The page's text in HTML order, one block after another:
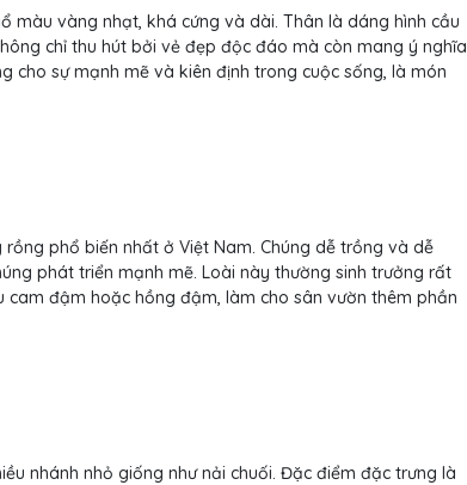
màu vàng nhạt, khá cứng và dài. Thân là dáng hình cầu
chỉ thu hút bởi vẻ đẹp độc đáo mà còn mang ý nghĩa
cho sự mạnh mẽ và kiên định trong cuộc sống, là món
phổ biến nhất ở Việt Nam. Chúng dễ trồng và dễ
phát triển mạnh mẽ. Loài này thường sinh trưởng rất
đậm hoặc hồng đậm, làm cho sân vườn thêm phần
nhánh nhỏ giống như nải chuối. Đặc điểm đặc trưng là